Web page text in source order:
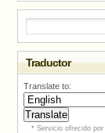
Traductor
Translate to:
* Servicio ofrecido por